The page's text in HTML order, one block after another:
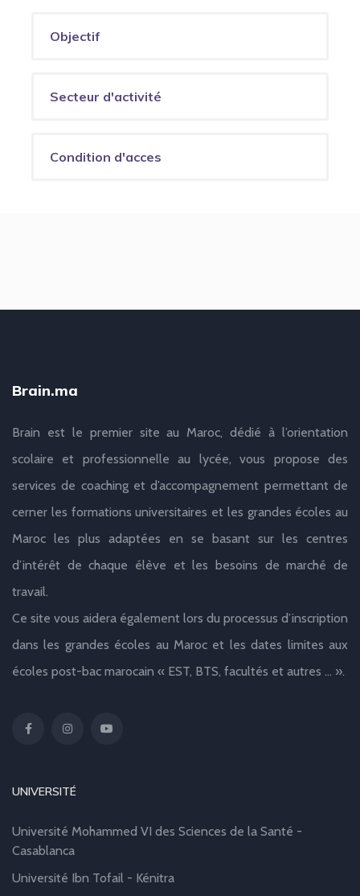
Objectif
Secteur d'activité
Condition d'acces
Brain.ma
Brain est le premier site au Maroc, dédié à l’orientation
scolaire et professionnelle au lycée, vous propose des
services de coaching et d’accompagnement permettant de
cerner les formations universitaires et les grandes écoles au
Maroc les plus adaptées en se basant sur les centres
d’intérêt de chaque élève et les besoins de marché de
travail.
Ce site vous aidera également lors du processus d’inscription
dans les grandes écoles au Maroc et les dates limites aux
écoles post-bac marocain « EST, BTS, facultés et autres … ».
UNIVERSITÉ
Université Mohammed VI des Sciences de la Santé -
Casablanca
Université Ibn Tofail - Kénitra